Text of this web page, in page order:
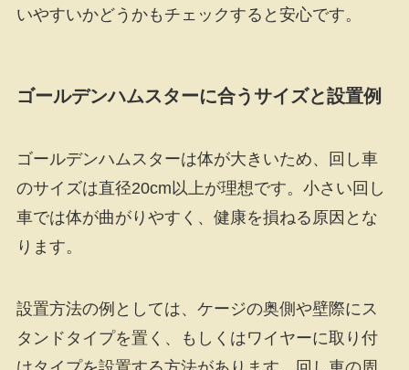
いやすいかどうかもチェックすると安心です。
ゴールデンハムスターに合うサイズと設置例
ゴールデンハムスターは体が大きいため、回し車
のサイズは直径20cm以上が理想です。小さい回し
車では体が曲がりやすく、健康を損ねる原因とな
ります。
設置方法の例としては、ケージの奥側や壁際にス
タンドタイプを置く、もしくはワイヤーに取り付